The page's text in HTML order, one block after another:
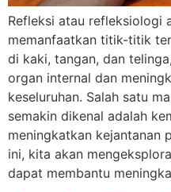
Refleksi atau refleksiologi
memanfaatkan titik-titik
di kaki, tangan, dan
organ internal dan
keseluruhan. Salah satu
semakin dikenal adalah
meningkatkan kejantanan
ini, kita akan
dapat membantu